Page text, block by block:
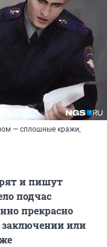
— сплошные кражи,
и пишут
подчас
прекрасно
или